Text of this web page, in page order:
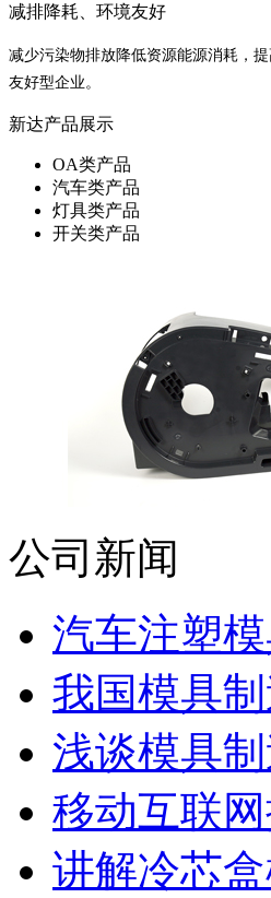
减排降耗、环境友好
减少污染物排放降低资源能源消耗，
友好型企业。
新达产品展示
OA类产品
汽车类产品
灯具类产品
开关类产品
公司新闻
汽车注塑
我国模具
浅谈模具
移动互联
讲解冷芯